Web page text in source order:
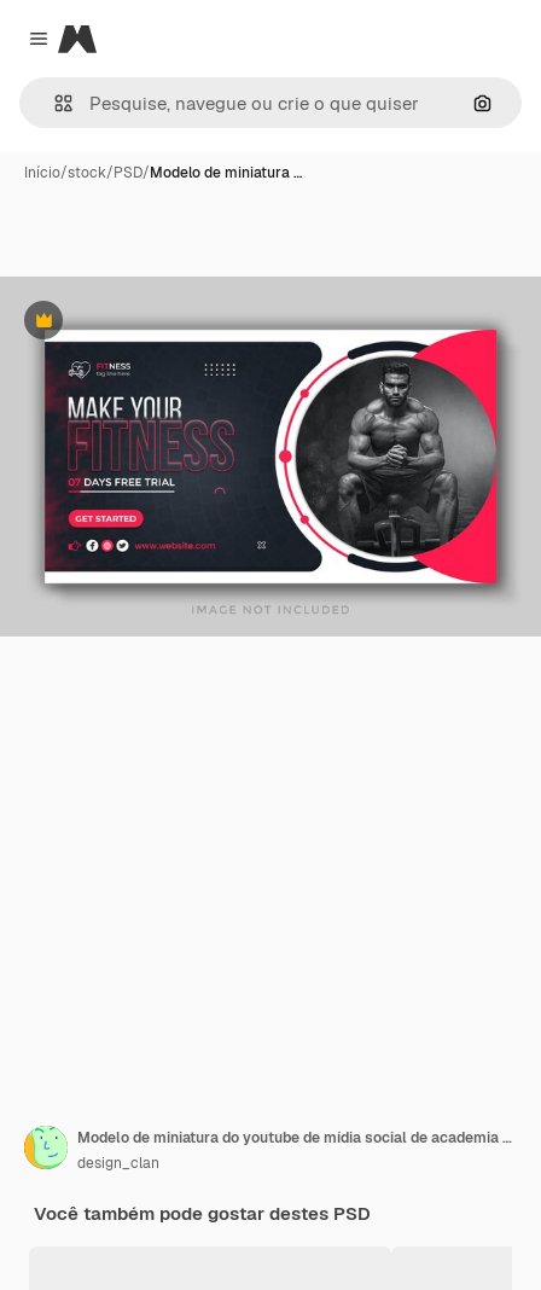
Close menu
Magnific
Início/stock/PSD/Modelo de miniatura …
Premium
Modelo de miniatura do youtube de mídia social de academia de ginástica
design_clan
Você também pode gostar destes PSD